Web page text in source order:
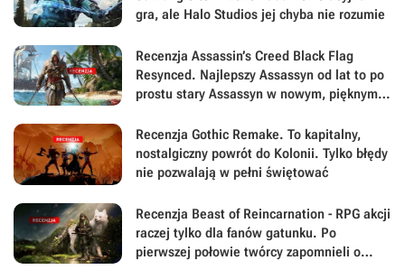
gra, ale Halo Studios jej chyba nie rozumie
Recenzja Assassin’s Creed Black Flag
Resynced. Najlepszy Assassyn od lat to po
prostu stary Assassyn w nowym, pięknym
Recenzja Gothic Remake. To kapitalny,
nostalgiczny powrót do Kolonii. Tylko błędy
nie pozwalają w pełni świętować
Recenzja Beast of Reincarnation - RPG akcji
raczej tylko dla fanów gatunku. Po
pierwszej połowie twórcy zapomnieli o